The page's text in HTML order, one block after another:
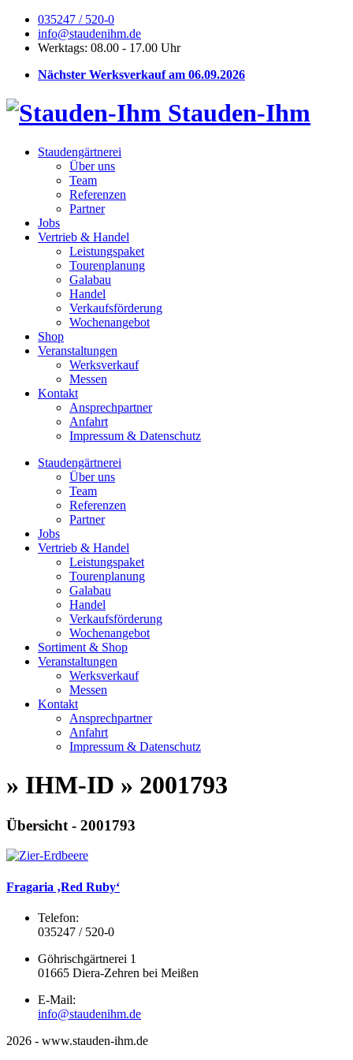
035247 / 520-0
info@staudenihm.de
Werktags: 08.00 - 17.00 Uhr
Nächster Werksverkauf am 06.09.2026
Stauden-Ihm
Staudengärtnerei
Über uns
Team
Referenzen
Partner
Jobs
Vertrieb & Handel
Leistungspaket
Tourenplanung
Galabau
Handel
Verkaufsförderung
Wochenangebot
Shop
Veranstaltungen
Werksverkauf
Messen
Kontakt
Ansprechpartner
Anfahrt
Impressum & Datenschutz
Staudengärtnerei
Über uns
Team
Referenzen
Partner
Jobs
Vertrieb & Handel
Leistungspaket
Tourenplanung
Galabau
Handel
Verkaufsförderung
Wochenangebot
Sortiment & Shop
Veranstaltungen
Werksverkauf
Messen
Kontakt
Ansprechpartner
Anfahrt
Impressum & Datenschutz
» IHM-ID » 2001793
Übersicht - 2001793
Fragaria ‚Red Ruby‘
Telefon:
035247 / 520-0
Göhrischgärtnerei 1
01665 Diera-Zehren bei Meißen
E-Mail:
info@staudenihm.de
2026 - www.stauden-ihm.de